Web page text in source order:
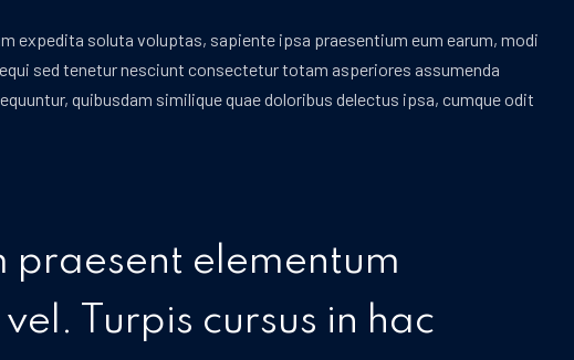
expedita soluta voluptas, sapiente ipsa praesentium eum earum, modi
sed tenetur nesciunt consectetur totam asperiores assumenda
quibusdam similique quae doloribus delectus ipsa, cumque odit
praesent elementum
Turpis cursus in hac